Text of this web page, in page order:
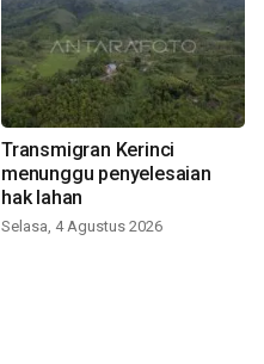
Transmigran Kerinci
menunggu penyelesaian
hak lahan
Selasa, 4 Agustus 2026